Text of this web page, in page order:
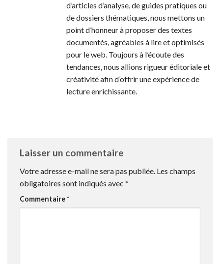
d’articles d’analyse, de guides pratiques ou
de dossiers thématiques, nous mettons un
point d’honneur à proposer des textes
documentés, agréables à lire et optimisés
pour le web. Toujours à l’écoute des
tendances, nous allions rigueur éditoriale et
créativité afin d’offrir une expérience de
lecture enrichissante.
Laisser un commentaire
Votre adresse e-mail ne sera pas publiée. Les champs
obligatoires sont indiqués avec *
Commentaire*